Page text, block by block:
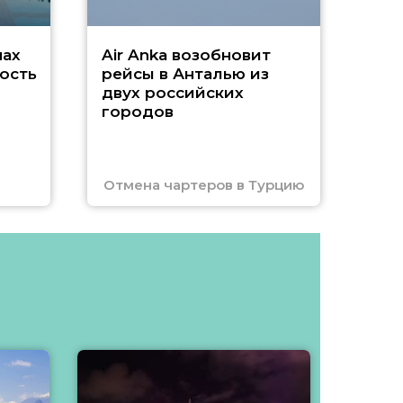
Air Anka возобновит
рейсы в Анталью из
двух российских
городов
Отмена чартеров в Турцию